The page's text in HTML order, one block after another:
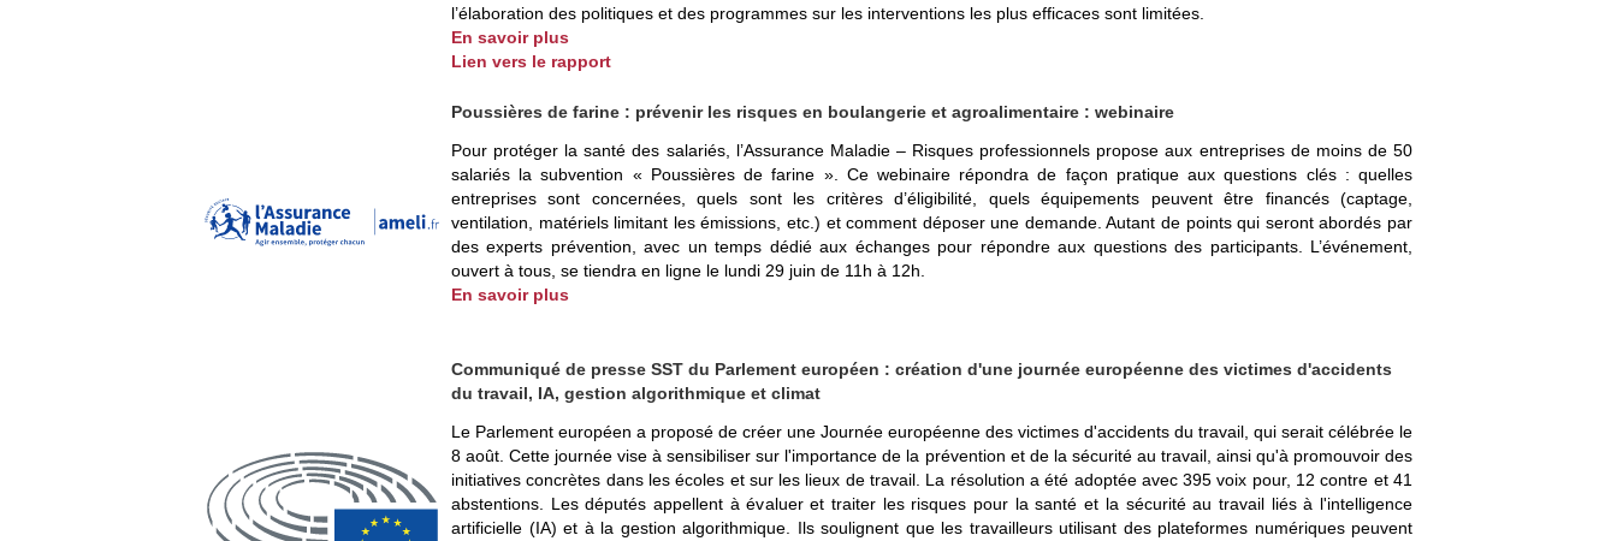
l’élaboration des politiques et des programmes sur les interventions les plus efficaces sont limitées.
En savoir plus
Lien vers le rapport
Poussières de farine : prévenir les risques en boulangerie et agroalimentaire : webinaire
Pour protéger la santé des salariés, l’Assurance Maladie – Risques professionnels propose aux entreprises de moins de 50
salariés la subvention « Poussières de farine ». Ce webinaire répondra de façon pratique aux questions clés : quelles
entreprises sont concernées, quels sont les critères d’éligibilité, quels équipements peuvent être financés (captage,
ventilation, matériels limitant les émissions, etc.) et comment déposer une demande. Autant de points qui seront abordés par
des experts prévention, avec un temps dédié aux échanges pour répondre aux questions des participants. L’événement,
ouvert à tous, se tiendra en ligne le lundi 29 juin de 11h à 12h.
En savoir plus
Communiqué de presse SST du Parlement européen : création d'une journée européenne des victimes d'accidents
du travail, IA, gestion algorithmique et climat
Le Parlement européen a proposé de créer une Journée européenne des victimes d'accidents du travail, qui serait célébrée le
8 août. Cette journée vise à sensibiliser sur l'importance de la prévention et de la sécurité au travail, ainsi qu'à promouvoir des
initiatives concrètes dans les écoles et sur les lieux de travail. La résolution a été adoptée avec 395 voix pour, 12 contre et 41
abstentions. Les députés appellent à évaluer et traiter les risques pour la santé et la sécurité au travail liés à l'intelligence
artificielle (IA) et à la gestion algorithmique. Ils soulignent que les travailleurs utilisant des plateformes numériques peuvent